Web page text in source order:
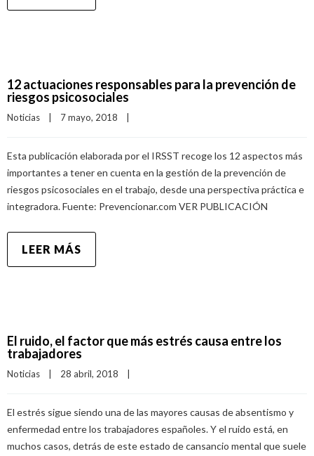
12 actuaciones responsables para la prevención de
riesgos psicosociales
Noticias 7 mayo, 2018
Esta publicación elaborada por el IRSST recoge los 12 aspectos más
importantes a tener en cuenta en la gestión de la prevención de
riesgos psicosociales en el trabajo, desde una perspectiva práctica e
integradora. Fuente: Prevencionar.com VER PUBLICACIÓN
LEER MÁS
El ruido, el factor que más estrés causa entre los
trabajadores
Noticias 28 abril, 2018
El estrés sigue siendo una de las mayores causas de absentismo y
enfermedad entre los trabajadores españoles. Y el ruido está, en
muchos casos, detrás de este estado de cansancio mental que suele